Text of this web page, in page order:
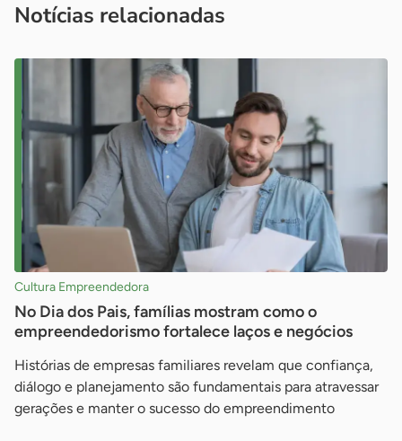
Notícias relacionadas
Cultura Empreendedora
No Dia dos Pais, famílias mostram como o
empreendedorismo fortalece laços e negócios
Histórias de empresas familiares revelam que confiança,
diálogo e planejamento são fundamentais para atravessar
gerações e manter o sucesso do empreendimento